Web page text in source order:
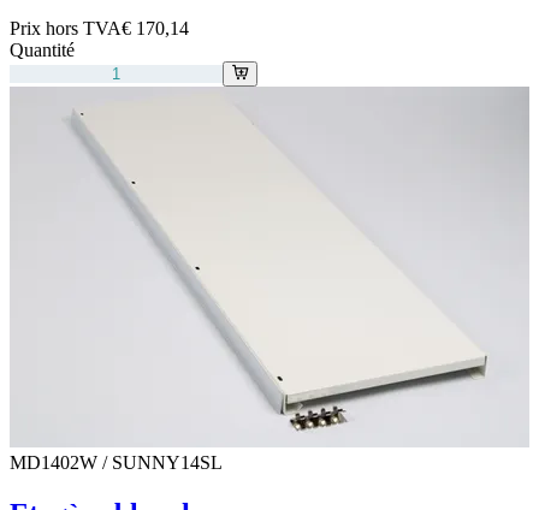
Prix hors TVA€ 170,14
Quantité
MD1402W / SUNNY14SL